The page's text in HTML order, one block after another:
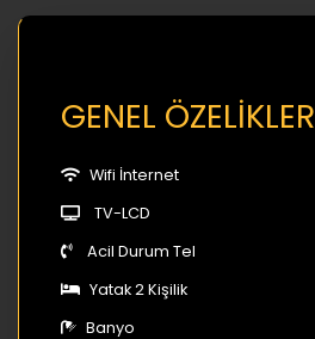
GENEL ÖZELİKLER
Wifi İnternet
TV-LCD
Acil Durum Tel
Yatak 2 Kişilik
Banyo